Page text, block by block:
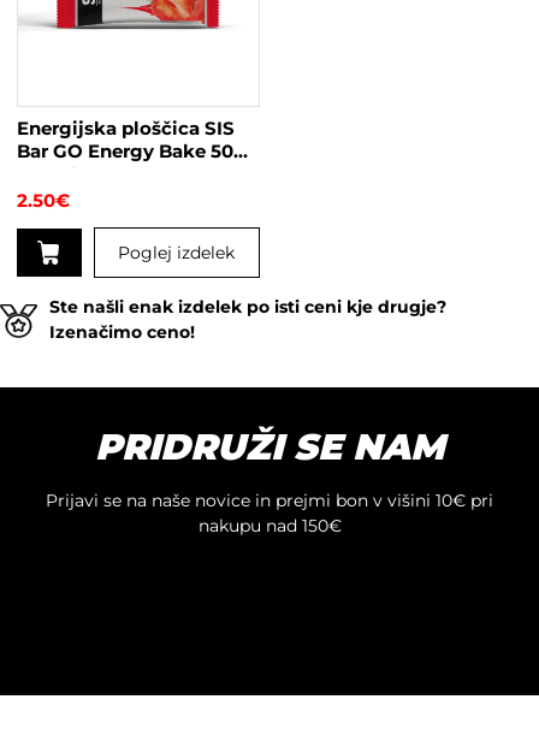
Energijska ploščica SIS
Bar GO Energy Bake 50g
Strawberry
2.50€
Poglej izdelek
Ste našli enak izdelek po isti ceni kje drugje?
Izenačimo ceno!
PRIDRUŽI SE NAM
Prijavi se na naše novice in prejmi bon v višini 10€ pri
nakupu nad 150€